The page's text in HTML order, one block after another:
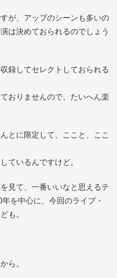
が、アップのシーンも多いの
は決めておられるのでしょう
録してセレクトしておられる
おりませんので、たいへん楽
とに限定して、ここと、ここ
ているんですけど。
見て、一番いいなと思えるテ
を中心に、今回のライブ・
も。
ら。